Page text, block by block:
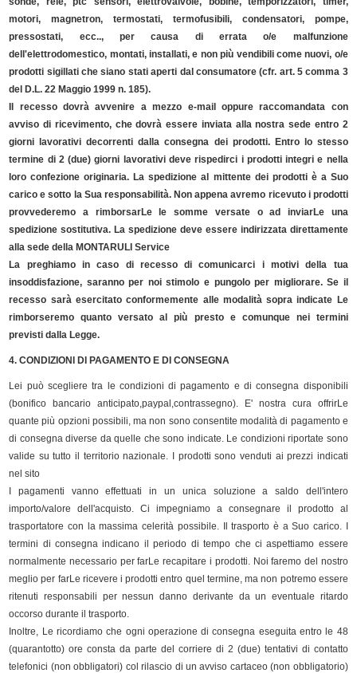
motori, magnetron, termostati, termofusibili, condensatori, pompe,
pressostati, ecc.., per causa di errata o/e malfunzione
dell'elettrodomestico, montati, installati, e non più vendibili come nuovi, o/e
prodotti sigillati che siano stati aperti dal consumatore (cfr. art. 5 comma 3
del D.L. 22 Maggio 1999 n. 185).
Il recesso dovrà avvenire a mezzo e-mail oppure raccomandata con
avviso di ricevimento, che dovrà essere inviata alla nostra sede entro 2
giorni lavorativi decorrenti dalla consegna dei prodotti. Entro lo stesso
termine di 2 (due) giorni lavorativi deve rispedirci i prodotti integri e nella
loro confezione originaria. La spedizione al mittente dei prodotti è a Suo
carico e sotto la Sua responsabilità. Non appena avremo ricevuto i prodotti
provvederemo a rimborsarLe le somme versate o ad inviarLe una
spedizione sostitutiva. La spedizione deve essere indirizzata direttamente
alla sede della MONTARULI Service
La preghiamo in caso di recesso di comunicarci i motivi della tua
insoddisfazione, saranno per noi stimolo e pungolo per migliorare. Se il
recesso sarà esercitato conformemente alle modalità sopra indicate Le
rimborseremo quanto versato al più presto e comunque nei termini
previsti dalla Legge.
4. CONDIZIONI DI PAGAMENTO E DI CONSEGNA
Lei può scegliere tra le condizioni di pagamento e di consegna disponibili
(bonifico bancario anticipato,paypal,contrassegno). E' nostra cura offrirLe
quante più opzioni possibili, ma non sono consentite modalità di pagamento e
di consegna diverse da quelle che sono indicate. Le condizioni riportate sono
valide su tutto il territorio nazionale. I prodotti sono venduti ai prezzi indicati
nel sito
I pagamenti vanno effettuati in un unica soluzione a saldo dell'intero
importo/valore dell'acquisto. Ci impegniamo a consegnare il prodotto al
trasportatore con la massima celerità possibile. Il trasporto è a Suo carico. I
termini di consegna indicano il periodo di tempo che ci aspettiamo essere
normalmente necessario per farLe recapitare i prodotti. Noi faremo del nostro
meglio per farLe ricevere i prodotti entro quel termine, ma non potremo essere
ritenuti responsabili per nessun danno derivante da un eventuale ritardo
occorso durante il trasporto.
Inoltre, Le ricordiamo che ogni operazione di consegna eseguita entro le 48
(quarantotto) ore consta da parte del corriere di 2 (due) tentativi di contatto
telefonici (non obbligatori) col rilascio di un avviso cartaceo (non obbligatorio)